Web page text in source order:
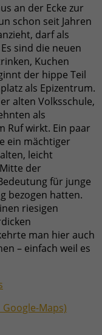
an der Ecke zur
schon seit Jahren
darf als
sind die neuen
Kuchen
der hippe Teil
als Epizentrum.
alten Volksschule,
als
Ruf wirkt. Ein paar
ein mächtiger
leicht
der
für junge
bezogen hatten.
riesigen
man hier auch
– einfach weil es
Maps)